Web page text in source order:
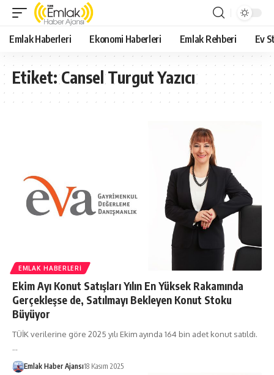
Emlak Haberleri Ekonomi Haberleri Emlak Rehberi Ev
Etiket:Cansel Turgut Yazıcı
EMLAK HABERLERI
Ekim Ayı Konut Satışları Yılın En Yüksek Rakamında
Gerçekleşse de, Satılmayı Bekleyen Konut Stoku
Büyüyor
TÜİK verilerine göre 2025 yılı Ekim ayında 164 bin adet konut satıldı.
…
Emlak Haber Ajansı18 Kasım 2025